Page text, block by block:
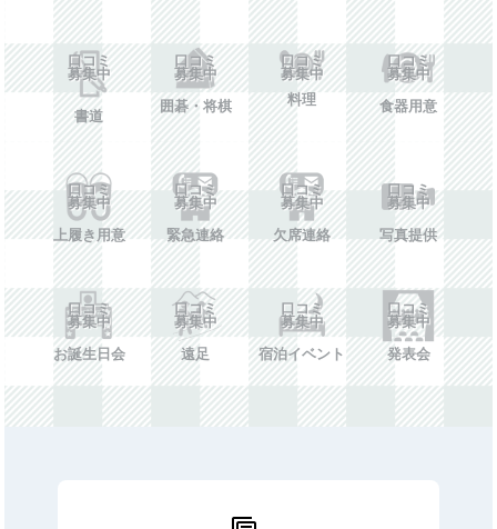
口コミ
募集中
書道
口コミ
募集中
囲碁・将棋
口コミ
募集中
料理
口コミ
募集中
食器用意
口コミ
募集中
上履き用意
口コミ
募集中
緊急連絡
口コミ
募集中
欠席連絡
口コミ
募集中
写真提供
口コミ
募集中
お誕生日会
口コミ
募集中
遠足
口コミ
募集中
宿泊イベント
口コミ
募集中
発表会